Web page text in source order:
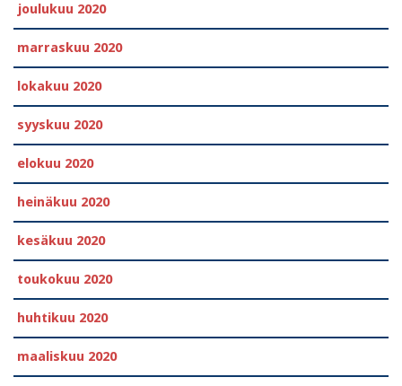
joulukuu 2020
marraskuu 2020
lokakuu 2020
syyskuu 2020
elokuu 2020
heinäkuu 2020
kesäkuu 2020
toukokuu 2020
huhtikuu 2020
maaliskuu 2020